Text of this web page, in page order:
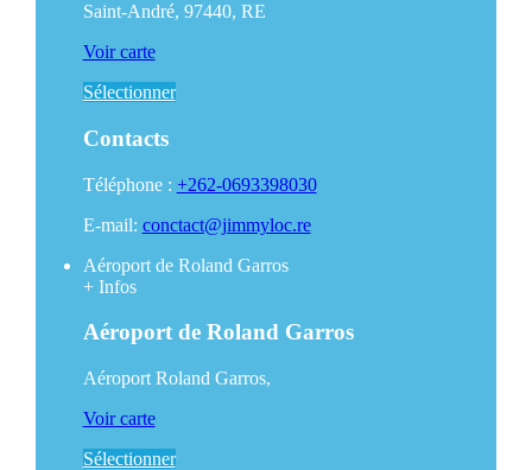
Saint-André, 97440, RE
Voir carte
Sélectionner
Contacts
Téléphone : +262-0693398030
E-mail: conctact@jimmyloc.re
Aéroport de Roland Garros
+Infos
Aéroport de Roland Garros
Aéroport Roland Garros,
Voir carte
Sélectionner